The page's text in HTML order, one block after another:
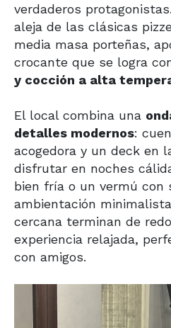
verdaderos
aleja de las clásicas
media masa porteñas,
crocante que se logra
y cocción a alta
El local combina una
detalles modernos:
acogedora y un deck en
disfrutar en noches
bien fría o un vermú con
ambientación
cercana terminan de
experiencia relajada,
con amigos.